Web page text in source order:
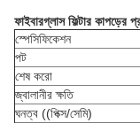
ফাইবারগ্লাস ফিল্টার কাপড়ের
স্পেসিফিকেশন
পট
শেষ করো
জ্বালানীর ক্ষতি
ঘনত্ব ((পিক্স/সেমি)